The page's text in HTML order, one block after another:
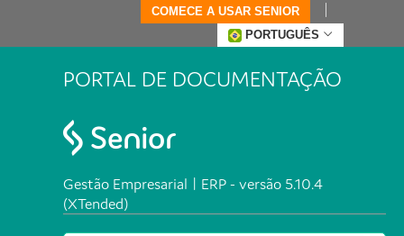
COMECE A USAR SENIOR
PORTUGUÊS
PORTAL DE DOCUMENTAÇÃO
Gestão Empresarial | ERP - versão 5.10.4
(XTended)